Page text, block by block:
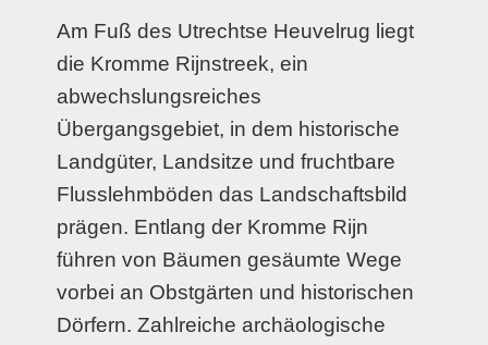
Am Fuß des Utrechtse Heuvelrug liegt
die Kromme Rijnstreek, ein
abwechslungsreiches
Übergangsgebiet, in dem historische
Landgüter, Landsitze und fruchtbare
Flusslehmböden das Landschaftsbild
prägen. Entlang der Kromme Rijn
führen von Bäumen gesäumte Wege
vorbei an Obstgärten und historischen
Dörfern. Zahlreiche archäologische